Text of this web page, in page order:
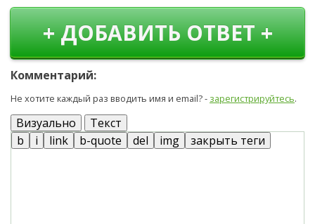
+ ДОБАВИТЬ ОТВЕТ +
Комментарий:
Не хотите каждый раз вводить имя и email? - зарегистрируйтесь.
Визуально Текст